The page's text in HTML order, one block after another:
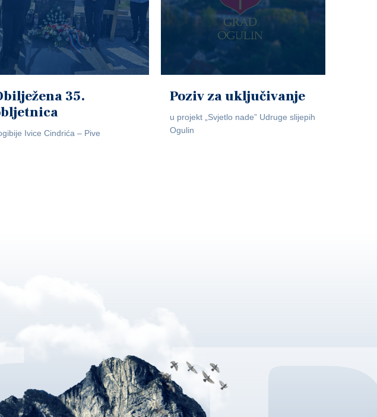
35.
Ivice Cindrića – Pive
Poziv za uključivanje
u projekt „Svjetlo nade” Udruge slijepih
Ogulin